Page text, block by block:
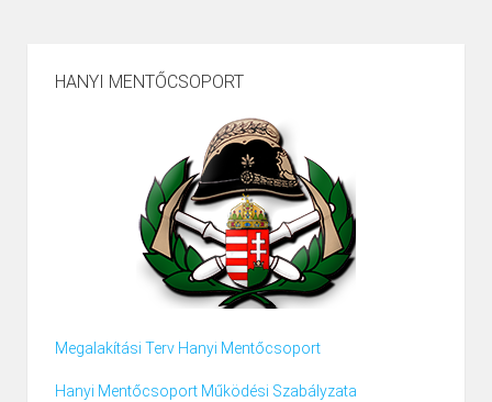
HANYI MENTŐCSOPORT
Megalakítási Terv Hanyi Mentőcsoport
Hanyi Mentőcsoport Működési Szabályzata